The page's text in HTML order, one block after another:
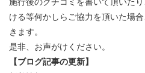
ける等何かしらご協力を頂いた場
きます。
是非、お声がけください。
【ブログ記事の更新】